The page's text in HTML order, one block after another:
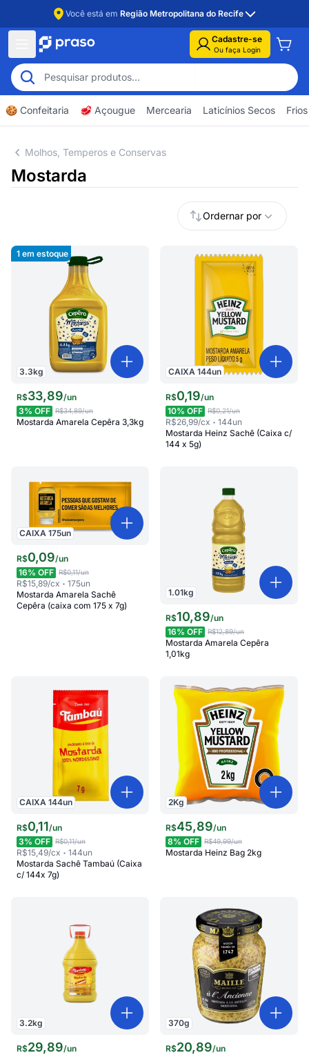
Você está em Região Metropolitana do Recife
Cadastre-se
Ou faça Login
🍪 Confeitaria 🥩 Açougue Mercearia Laticínios Secos
Molhos, Temperos e Conservas
Mostarda
Ordernar por
3.3kg
1 em estoque
R$33,89/un
3% OFF R$34,89/un
Mostarda Amarela Cepêra 3,3kg
CAIXA 144un
R$0,19/un
10% OFF R$0,21/un
R$26,99/cx 144un
Mostarda Heinz Sachê (Caixa c/
144 x 5g)
CAIXA 175un
R$0,09/un
16% OFF R$0,11/un
R$15,89/cx 175un
Mostarda Amarela Sachê
Cepêra (caixa com 175 x 7g)
1.01kg
R$10,89/un
16% OFF R$12,89/un
Mostarda Amarela Cepêra
1,01kg
CAIXA 144un
R$0,11/un
3% OFF R$0,11/un
R$15,49/cx 144un
Mostarda Sachê Tambaú (Caixa
c/ 144x 7g)
2Kg
R$45,89/un
8% OFF R$49,99/un
Mostarda Heinz Bag 2kg
3.2kg
R$29,89/un
370g
R$20,89/un